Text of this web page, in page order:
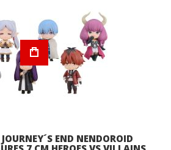
END NENDOROID